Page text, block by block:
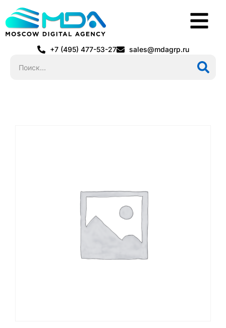
+7 (495) 477-53-27 sales@mdagrp.ru